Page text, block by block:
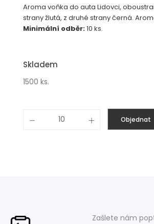
Aroma voňka do auta Lidovci,
strany žlutá, z druhé strany černá.
Minimální odběr:10 ks.
Skladem
1500 ks.
Objednat
Zašlete nám